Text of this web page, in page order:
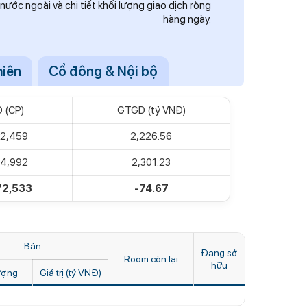
ngoài và chi tiết khối lượng giao dịch ròng
hàng ngày.
Cổ đông & Nội bộ
(CP) GTGD (tỷ VNĐ)
2,226.56
2,301.23
-74.67
Bán
Room còn lại
Đang sở
hữu
Giá trị (tỷ VNĐ)